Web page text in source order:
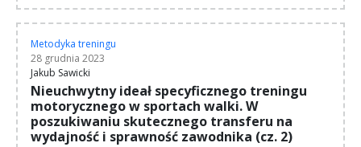
Metodyka treningu
28 grudnia 2023
Jakub Sawicki
Nieuchwytny ideał specyficznego treningu
motorycznego w sportach walki. W
poszukiwaniu skutecznego transferu na
wydajność i sprawność zawodnika (cz. 2)